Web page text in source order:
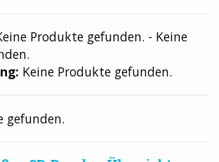
Produkte gefunden. - Keine
Keine Produkte gefunden.
gefunden.